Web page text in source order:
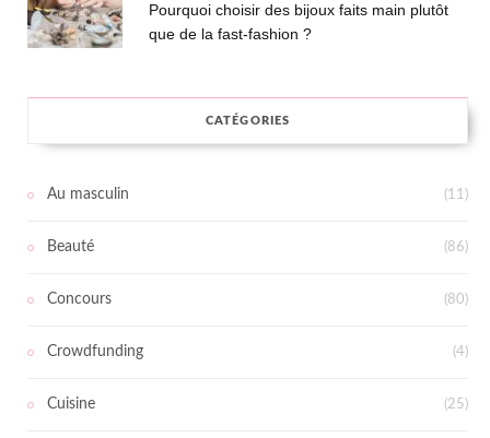
Pourquoi choisir des bijoux faits main plutôt
que de la fast-fashion ?
CATÉGORIES
Au masculin (11)
Beauté (86)
Concours (80)
Crowdfunding (4)
Cuisine (25)